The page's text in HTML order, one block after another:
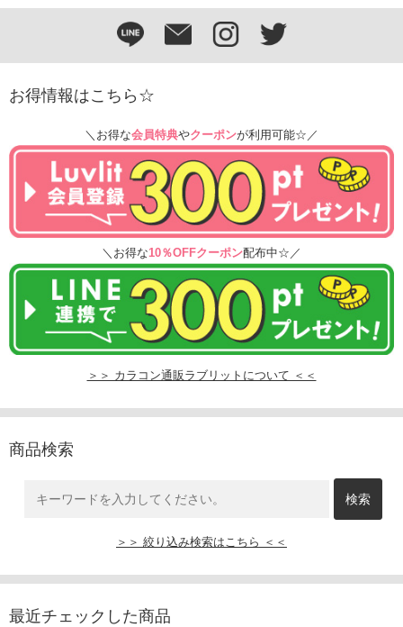
お得情報はこちら☆
＼お得な会員特典やクーポンが利用可能☆／
＼お得な10％OFFクーポン配布中☆／
＞＞ カラコン通販ラブリットについて ＜＜
商品検索
＞＞ 絞り込み検索はこちら ＜＜
最近チェックした商品